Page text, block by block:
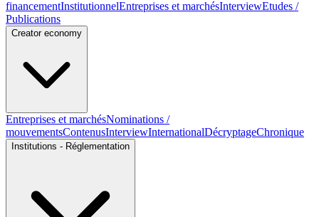
financementInstitutionnelEntreprises et marchésInterviewEtudes /
Publications
Creator economy
Entreprises et marchésNominations /
mouvementsContenusInterviewInternationalDécryptageChronique
Institutions - Réglementation